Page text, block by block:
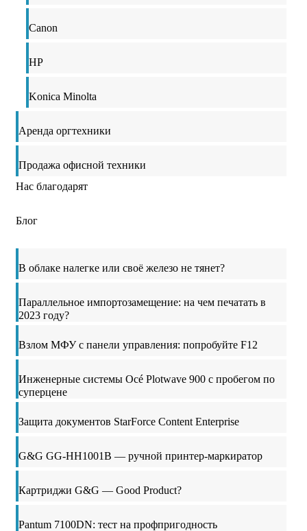
Canon
HP
Konica Minolta
Аренда оргтехники
Продажа офисной техники
Нас благодарят
Блог
В облаке налегке или своё железо не тянет?
Параллельное импортозамещение: на чем печатать в
2023 году?
Взлом МФУ с панели управления: попробуйте F12
Инженерные системы Océ Plotwave 900 с пробегом по
суперцене
Защита документов StarForce Content Enterprise
G&G GG-HH1001B — ручной принтер-маркиратор
Картриджи G&G — Good Product?
Pantum 7100DN: тест на профпригодность